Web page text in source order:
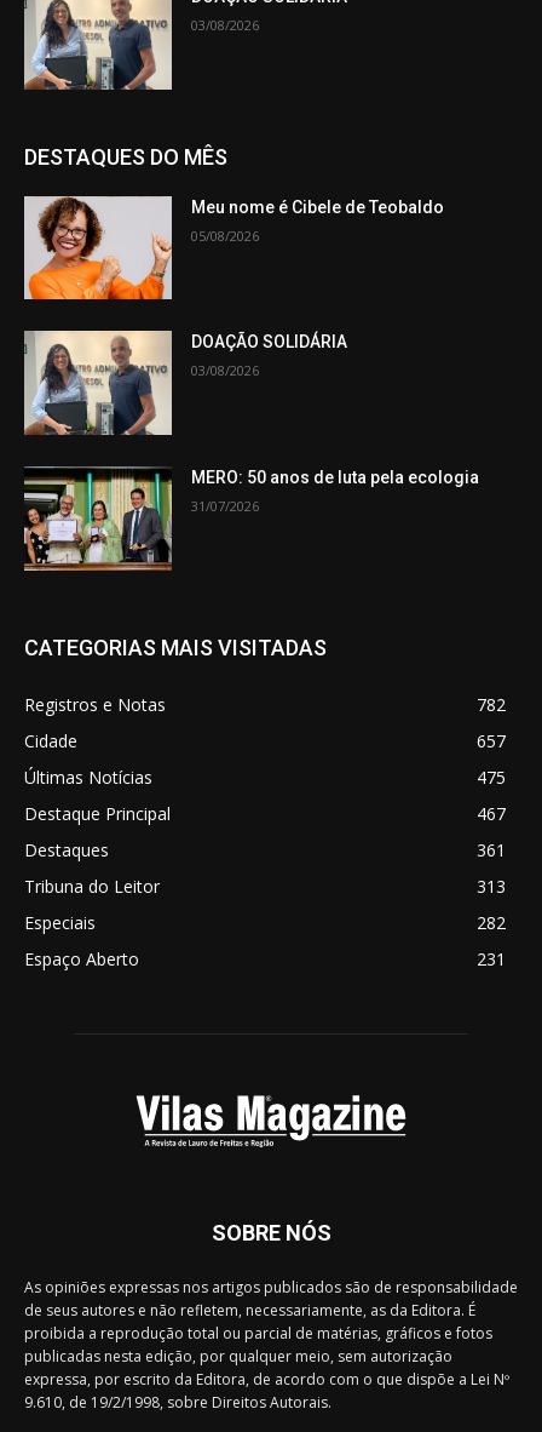
03/08/2026
DESTAQUES DO MÊS
Meu nome é Cibele de Teobaldo
05/08/2026
DOAÇÃO SOLIDÁRIA
03/08/2026
MERO: 50 anos de luta pela ecologia
31/07/2026
CATEGORIAS MAIS VISITADAS
Registros e Notas
782
Cidade
657
Últimas Notícias
475
Destaque Principal
467
Destaques
361
Tribuna do Leitor
313
Especiais
282
Espaço Aberto
231
SOBRE NÓS
As opiniões expressas nos artigos publicados são de responsabilidade
de seus autores e não refletem, necessariamente, as da Editora. É
proibida a reprodução total ou parcial de matérias, gráficos e fotos
publicadas nesta edição, por qualquer meio, sem autorização
expressa, por escrito da Editora, de acordo com o que dispõe a Lei Nº
9.610, de 19/2/1998, sobre Direitos Autorais.